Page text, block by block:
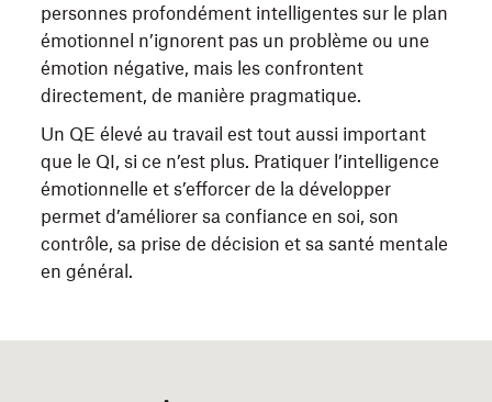
personnes profondément intelligentes sur le plan
émotionnel n’ignorent pas un problème ou une
émotion négative, mais les confrontent
directement, de manière pragmatique.
Un QE élevé au travail est tout aussi important
que le QI, si ce n’est plus. Pratiquer l’intelligence
émotionnelle et s’efforcer de la développer
permet d’améliorer sa confiance en soi, son
contrôle, sa prise de décision et sa santé mentale
en général.